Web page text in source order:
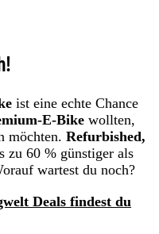
ist eine echte Chance
E-Bike wollten,
möchten. Refurbished,
zu 60 % günstiger als
wartest du noch?
Deals findest du